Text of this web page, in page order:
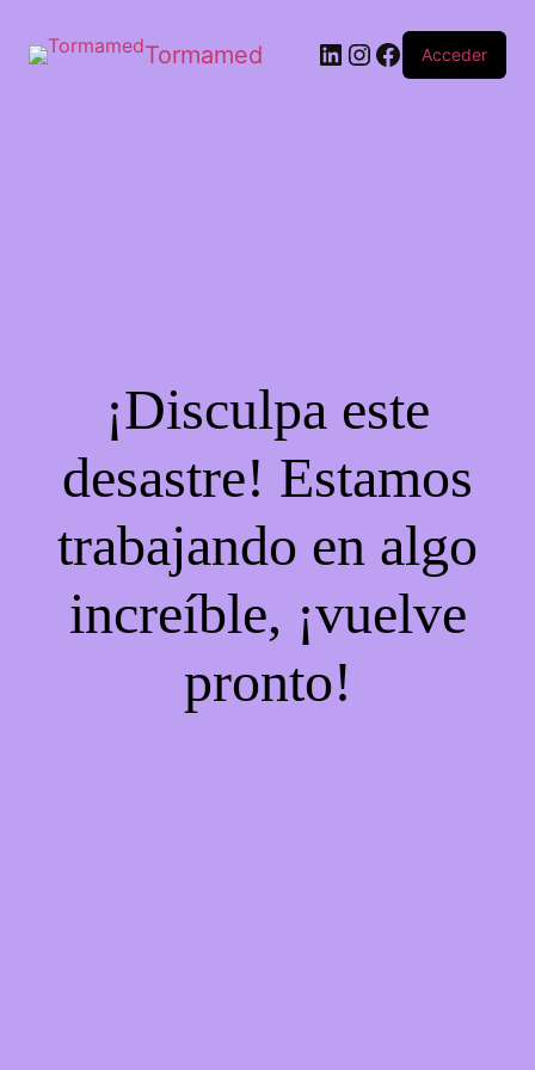
Tormamed Acceder
¡Disculpa este
desastre! Estamos
trabajando en algo
increíble, ¡vuelve
pronto!